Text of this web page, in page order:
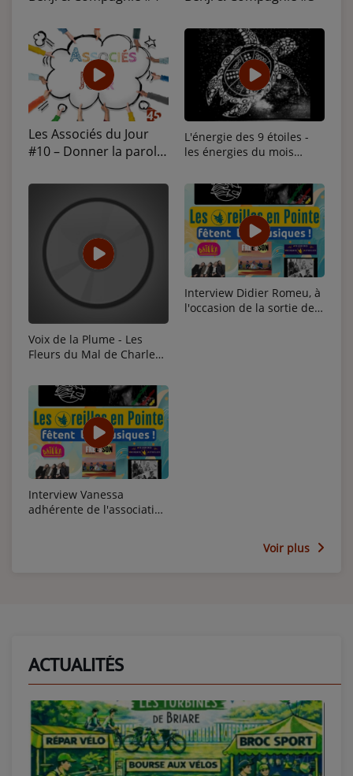
Les Associés du Jour
#10 – Donner la parole,
le PEP45
L'énergie des 9 étoiles -
les énergies du mois
Voix de la Plume - Les
Fleurs du Mal de Charles
Interview Didier Romeu, à
l'occasion de la sortie de
Interview Vanessa
adhérente de l'association
Voir plus
ACTUALITÉS